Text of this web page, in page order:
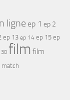
ligne ep 1 ep 2
ep 13 ep 14 ep 15 ep
30 film film
match